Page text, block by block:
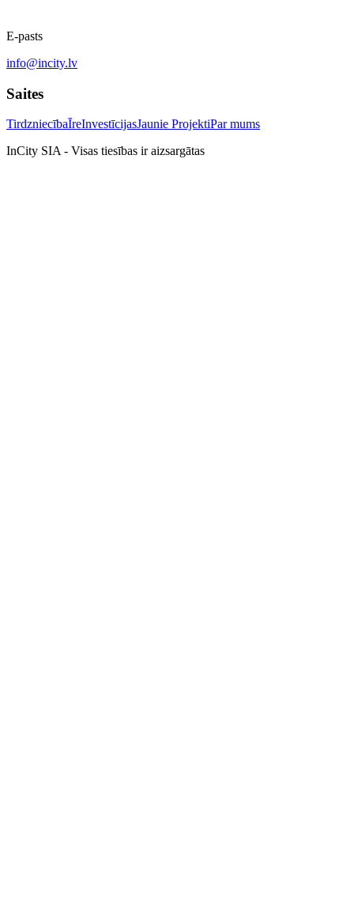
E-pasts
info@incity.lv
Saites
TirdzniecībaĪreInvestīcijasJaunie ProjektiPar mums
InCity SIA - Visas tiesības ir aizsargātas